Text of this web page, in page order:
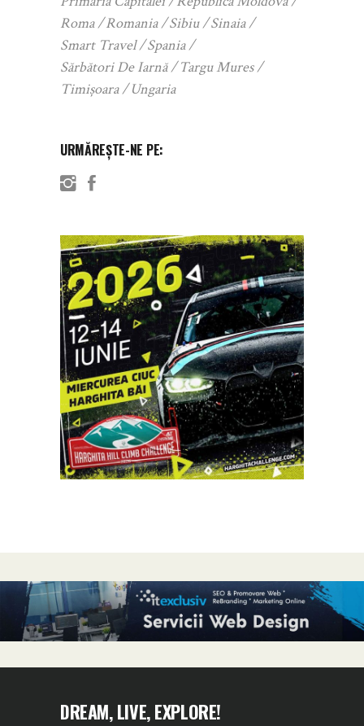
Roma
Romania Sibiu
Sinaia
Smart Travel
Spania
Sărbători De Iarnă
Targu Mures
Timișoara
Ungaria
URMĂREȘTE-NE PE:
DREAM, LIVE, EXPLORE!